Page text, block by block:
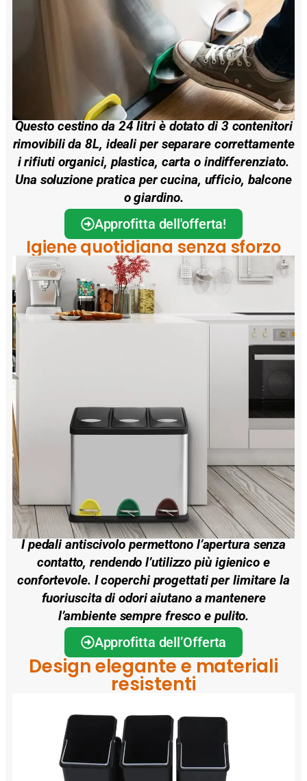
Questo cestino da 24 litri è dotato di 3 contenitori
rimovibili da 8L, ideali per separare correttamente
i rifiuti organici, plastica, carta o indifferenziato.
Una soluzione pratica per cucina, ufficio, balcone
o giardino.
Approfitta dell'offerta!
Igiene quotidiana senza sforzo
Ipedali antiscivolopermettono l’apertura senza
contatto, rendendo l’utilizzo più igienico e
confortevole. Icoperchi progettati per limitare la
fuoriuscita di odoriaiutano a mantenere
l’ambiente sempre fresco e pulito.
Approfitta dell’Offerta
Design elegante e materiali
resistenti